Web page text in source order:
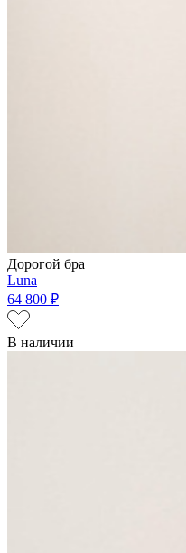
Дорогой бра
Luna
64 800 ₽
В наличии